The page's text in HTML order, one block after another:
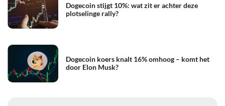
Dogecoin stijgt 10%: wat zit er achter deze
plotselinge rally?
Dogecoin koers knalt 16% omhoog – komt het
door Elon Musk?